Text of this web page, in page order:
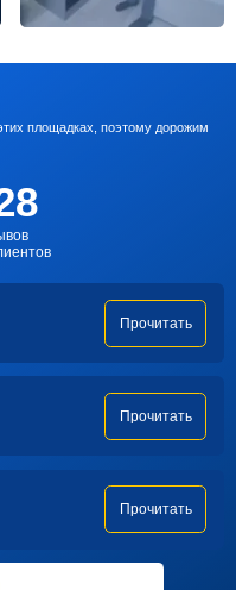
площадках, поэтому дорожим
Прочитать
Прочитать
Прочитать